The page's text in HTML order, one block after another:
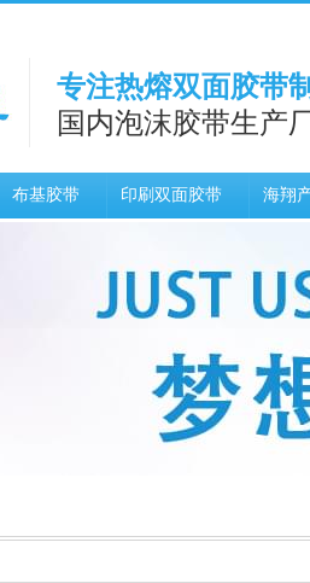
专注热熔双面胶带
国内泡沫胶带生产
布基胶带 印刷双面胶带 海翔